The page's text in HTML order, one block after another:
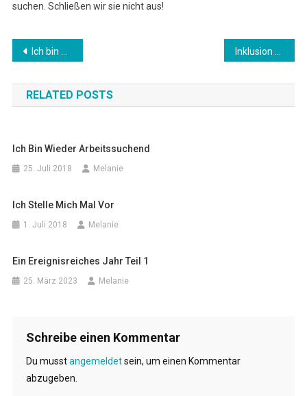
suchen. Schließen wir sie nicht aus!
Beitragsnavigation
Ich bin wieder arbeitssuchend
RELATED POSTS
Ich Bin Wieder Arbeitssuchend
25. Juli 2018 Melanie
Ich Stelle Mich Mal Vor
1. Juli 2018 Melanie
Ein Ereignisreiches Jahr Teil 1
25. März 2023 Melanie
Schreibe einen Kommentar
Du musstangemeldetsein, um einen Kommentar
abzugeben.